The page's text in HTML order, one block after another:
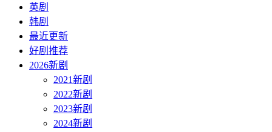
英剧
韩剧
最近更新
好剧推荐
2026新剧
2021新剧
2022新剧
2023新剧
2024新剧